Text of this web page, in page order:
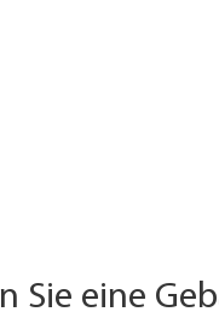
Sie eine